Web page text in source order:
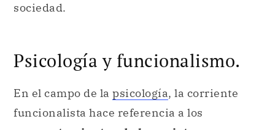
sociedad.
Psicología y funcionalismo.
En el campo de la psicología, la corriente
funcionalista hace referencia a los